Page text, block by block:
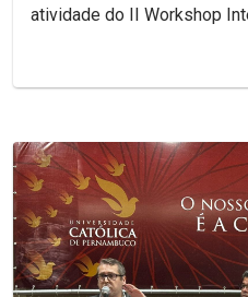
atividade do II Workshop